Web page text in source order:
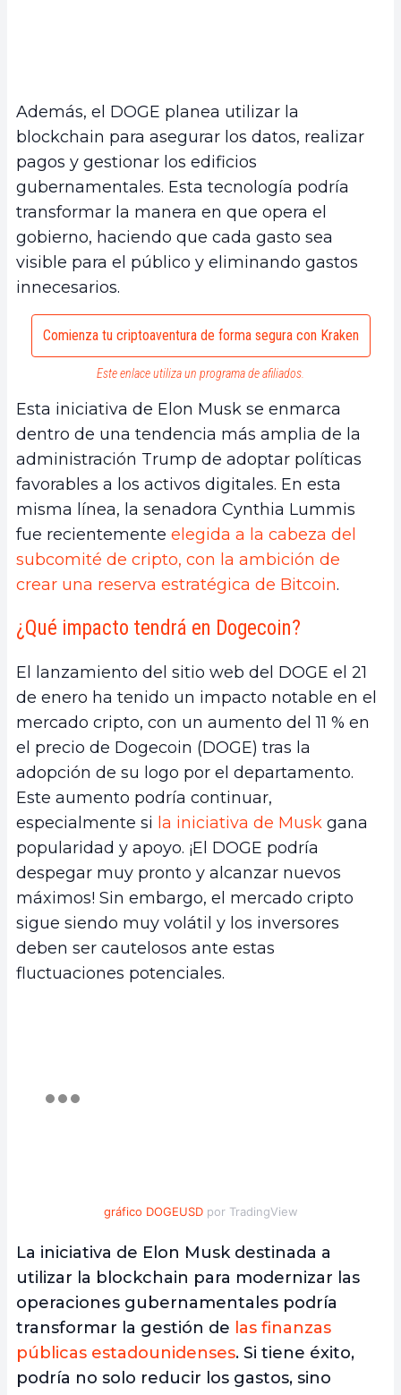
Además, el DOGE planea utilizar la
blockchain para asegurar los datos, realizar
pagos y gestionar los edificios
gubernamentales. Esta tecnología podría
transformar la manera en que opera el
gobierno, haciendo que cada gasto sea
visible para el público y eliminando gastos
innecesarios.
Comienza tu criptoaventura de forma segura con Kraken
Este enlace utiliza un programa de afiliados.
Esta iniciativa de Elon Musk se enmarca
dentro de una tendencia más amplia de la
administración Trump de adoptar políticas
favorables a los activos digitales. En esta
misma línea, la senadora Cynthia Lummis
fue recientemente elegida a la cabeza del
subcomité de cripto, con la ambición de
crear una reserva estratégica de Bitcoin.
¿Qué impacto tendrá en Dogecoin?
El lanzamiento del sitio web del DOGE el 21
de enero ha tenido un impacto notable en el
mercado cripto, con un aumento del 11 % en
el precio de Dogecoin (DOGE) tras la
adopción de su logo por el departamento.
Este aumento podría continuar,
especialmente si la iniciativa de Musk gana
popularidad y apoyo. ¡El DOGE podría
despegar muy pronto y alcanzar nuevos
máximos! Sin embargo, el mercado cripto
sigue siendo muy volátil y los inversores
deben ser cautelosos ante estas
fluctuaciones potenciales.
gráfico DOGEUSDpor TradingView
La iniciativa de Elon Musk destinada a
utilizar la blockchain para modernizar las
operaciones gubernamentales podría
transformar la gestión de las finanzas
públicas estadounidenses. Si tiene éxito,
podría no solo reducir los gastos, sino